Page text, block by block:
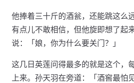
他捧着三十斤的酒瓮，还能跳这么
有点儿不敢相信，但他旋即想了起
说：「娘，你为什么要关门？」
这几日英莲问得最多的就是这个，
上来。孙天羽在旁道：「酒窖最怕